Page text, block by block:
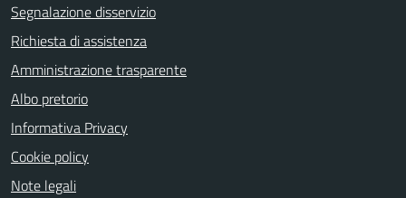
Segnalazione disservizio
Richiesta di assistenza
Amministrazione trasparente
Albo pretorio
Informativa Privacy
Cookie policy
Note legali